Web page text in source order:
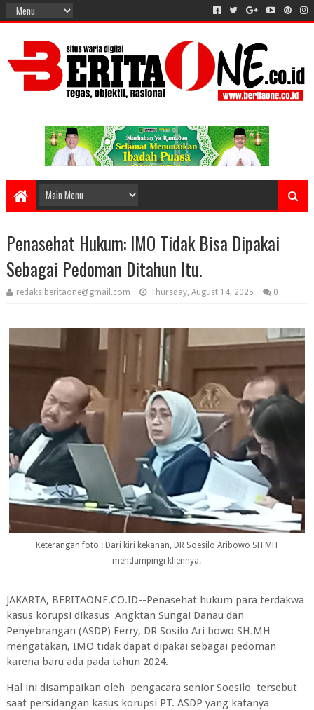
Penasehat Hukum: IMO Tidak Bisa Dipakai
Sebagai Pedoman Ditahun Itu.
redaksiberitaone@gmail.com Thursday, August 14, 2025 0
Keterangan foto : Dari kiri kekanan, DR Soesilo Aribowo SH MH
mendampingi kliennya.
JAKARTA, BERITAONE.CO.ID--Penasehat hukum para terdakwa
kasus korupsi dikasus Angktan Sungai Danau dan
Penyebrangan (ASDP) Ferry, DR Sosilo Ari bowo SH.MH
mengatakan, IMO tidak dapat dipakai sebagai pedoman
karena baru ada pada tahun 2024.
Hal ini disampaikan oleh pengacara senior Soesilo tersebut
saat persidangan kasus korupsi PT. ASDP yang katanya